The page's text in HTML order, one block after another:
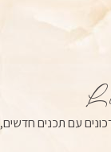
עם תכנים חדשים,